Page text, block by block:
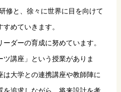
修と、徐々に世界に目を向けて
めていきます。
ダーの育成に努めています。
講座」という授業がありま
大学との連携講座や教師陣に
を追求しながら、将来設計を考